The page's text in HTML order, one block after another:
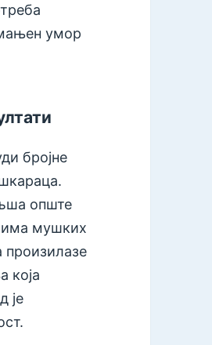
умор
бројне
опште
мушких
која
је